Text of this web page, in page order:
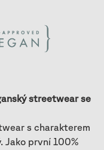
streetwear se
s charakterem
Jako první 100%